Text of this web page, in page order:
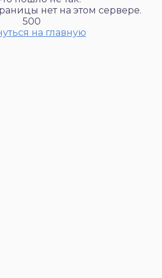
нет на этом сервере.
500
на главную